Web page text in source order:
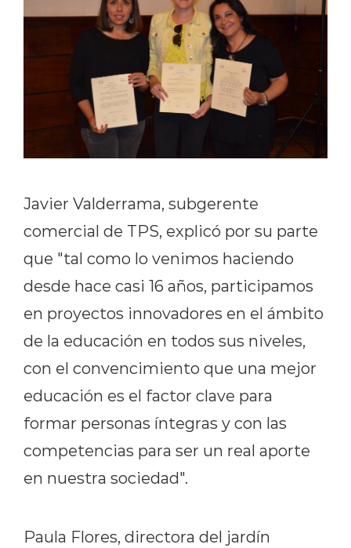
Javier Valderrama, subgerente
comercial de TPS, explicó por su parte
que "tal como lo venimos haciendo
desde hace casi 16 años, participamos
en proyectos innovadores en el ámbito
de la educación en todos sus niveles,
con el convencimiento que una mejor
educación es el factor clave para
formar personas íntegras y con las
competencias para ser un real aporte
en nuestra sociedad".
Paula Flores, directora del jardín